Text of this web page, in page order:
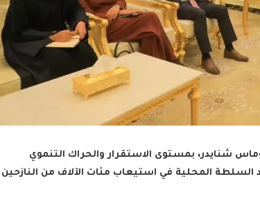
شنايدر، بمستوى الاستقرار والحراك التنموي
المحلية في استيعاب مئات الآلاف من النازحين